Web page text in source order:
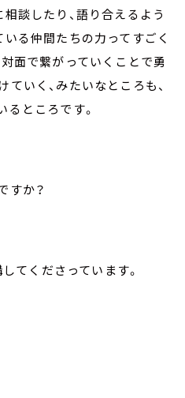
談したり、語り合えるよう
る仲間たちの力ってすごく
面で繋がっていくことで勇
いく、みたいなところも、
るところです。
すか？
てくださっています。